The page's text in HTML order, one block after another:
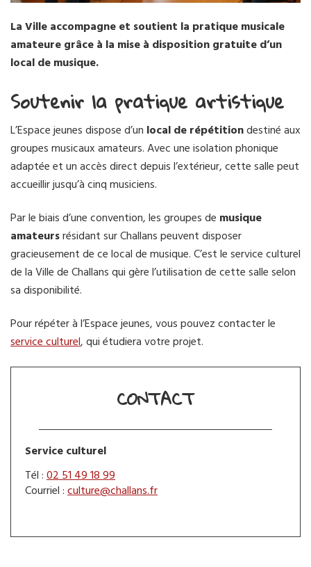
La Ville accompagne et soutient la pratique musicale
amateure grâce à la mise à disposition gratuite d’un
local de musique.
Soutenir la pratique artistique
L’Espace jeunes dispose d’un local de répétitiondestiné aux
groupes musicaux amateurs. Avec une isolation phonique
adaptée et un accès direct depuis l’extérieur, cette salle peut
accueillir jusqu’à cinq musiciens.
Par le biais d’une convention, les groupes de musique
amateursrésidant sur Challans peuvent disposer
gracieusement de ce local de musique. C’est le service culturel
de la Ville de Challans qui gère l’utilisation de cette salle selon
sa disponibilité.
Pour répéter à l’Espace jeunes, vous pouvez contacter le
service culturel, qui étudiera votre projet.
CONTACT
Service culturel
Tél :02 51 49 18 99
Courriel :culture@challans.fr